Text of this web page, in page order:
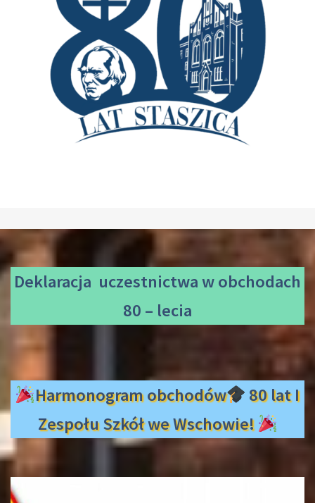
Deklaracja uczestnictwaw obchodach
80 – lecia
Harmonogram obchodów
80 lat I
Zespołu Szkół we Wschowie!